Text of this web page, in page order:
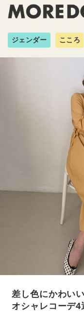
ジェンダー こころ
差し色にかわい
オシャレコーデ4